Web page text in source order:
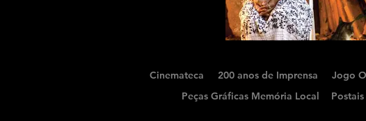
Cinemateca
200 anos de Imprensa
Peças Gráficas Memória Local
Jogo